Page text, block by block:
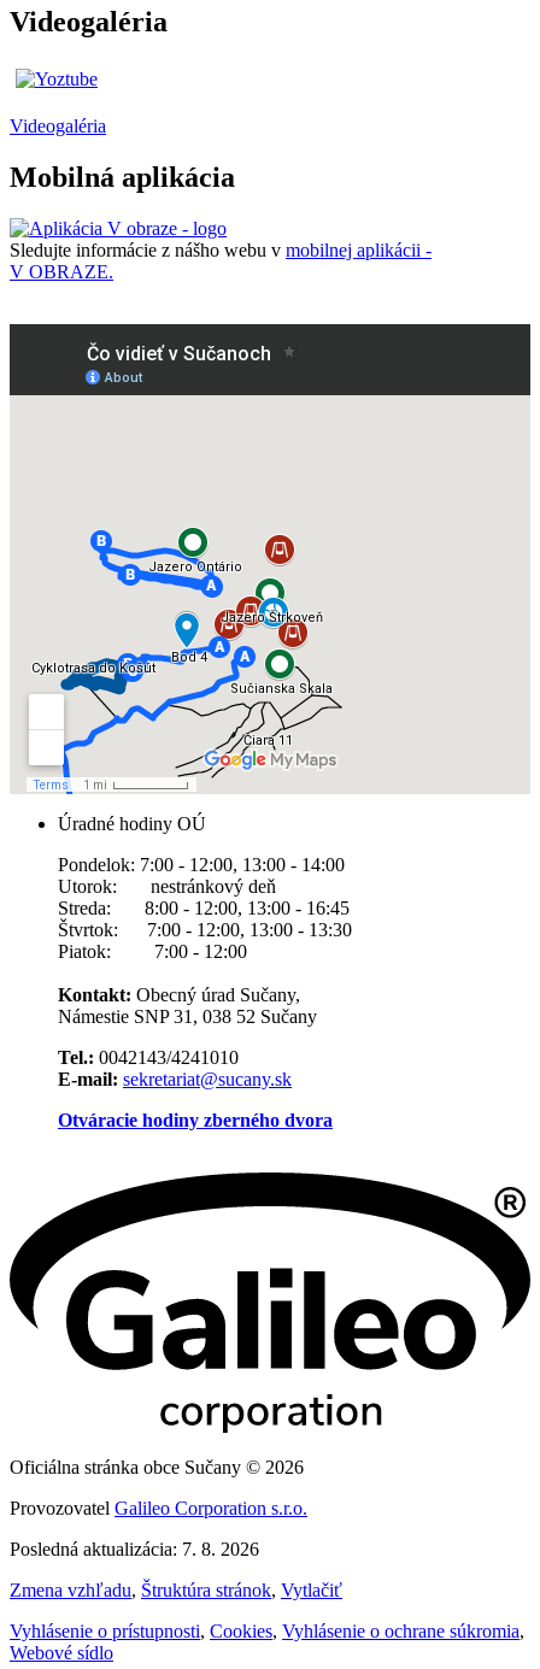
Videogaléria
Videogaléria
Mobilná aplikácia
Sledujte informácie z nášho webu v mobilnej aplikácii -
V OBRAZE.
Úradné hodiny OÚ
Pondelok: 7:00 - 12:00, 13:00 - 14:00
Utorok: nestránkový deň
Streda: 8:00 - 12:00, 13:00 - 16:45
Štvrtok: 7:00 - 12:00, 13:00 - 13:30
Piatok: 7:00 - 12:00
Kontakt: Obecný úrad Sučany,
Námestie SNP 31, 038 52 Sučany
Tel.: 0042143/4241010
E-mail: sekretariat@sucany.sk
Otváracie hodiny zberného dvora
Oficiálna stránka obce Sučany © 2026
Provozovatel Galileo Corporation s.r.o.
Posledná aktualizácia: 7. 8. 2026
Zmena vzhľadu, Štruktúra stránok, Vytlačiť
Vyhlásenie o prístupnosti, Cookies, Vyhlásenie o ochrane súkromia,
Webové sídlo